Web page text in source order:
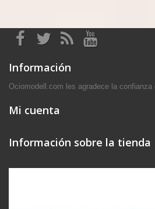
Información
Ociomodell.com les agradece la confianza
Mi cuenta
Información sobre la tienda